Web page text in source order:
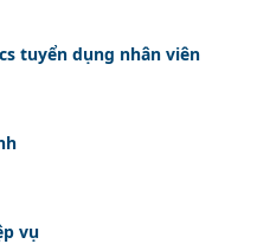
tuyển dụng nhân viên
vụ